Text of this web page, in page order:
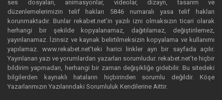
ses dosyaları, animasyonlar, videolar, dizayn, tasarım ve
düzenlemelerimizin telif hakları 5846 numaralı yasa telif hakları
korunmaktadır. Bunlar rekabet.net’in yazılı izni olmaksızın ticari olarak
herhangi bir şekilde kopyalanamaz, dağıtılamaz, değiştirilemez,
yayınlanamaz. İzinsiz ve kaynak belirtilmeksizin kopyalama ve kullanımı
yapılamaz. www.rekabet.net’teki harici linkler ayrı bir sayfada açılır.
Yayınlanan yazı ve yorumlardan yazarları sorumludur. rekabet.net’te hiçbir
bildirim yapmadan, herhangi bir zaman değişikliğe gidebilir. Bu sitedeki
bilgilerden kaynaklı hataların hiçbirinden sorumlu değildir. Köşe
Yazarlarımızın Yazılarındaki Sorumluluk Kendilerine Aittir.